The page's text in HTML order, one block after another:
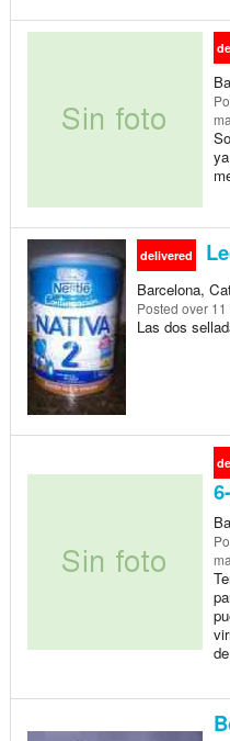
delivered
Barcelona,
Posted over 11
Las dos